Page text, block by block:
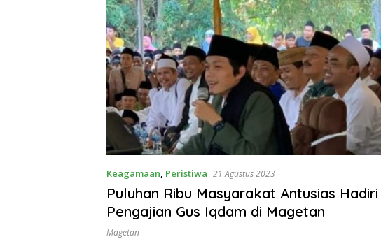
Keagamaan, Peristiwa 21 Agustus 2023
Puluhan Ribu Masyarakat Antusias Hadiri
Pengajian Gus Iqdam di Magetan
Magetan